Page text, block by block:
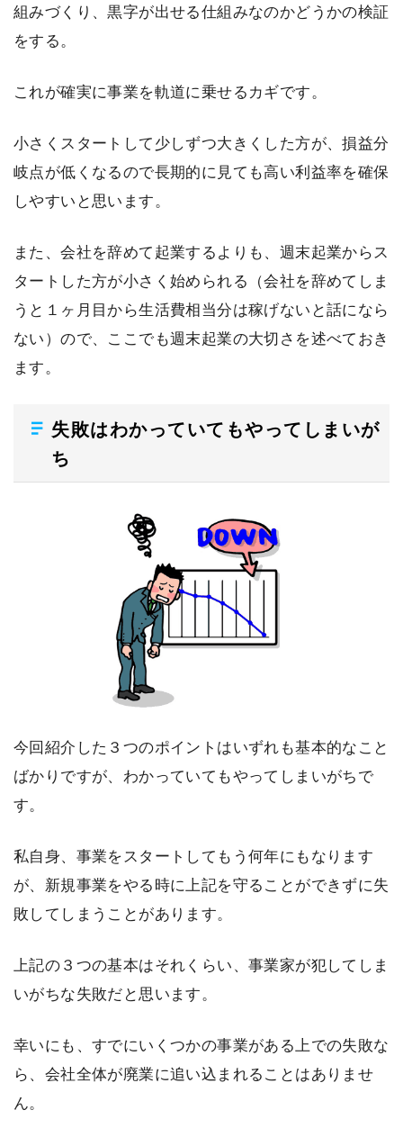
組みづくり、黒字が出せる仕組みなのかどうかの検証
をする。
これが確実に事業を軌道に乗せるカギです。
小さくスタートして少しずつ大きくした方が、損益分
岐点が低くなるので長期的に見ても高い利益率を確保
しやすいと思います。
また、会社を辞めて起業するよりも、週末起業からス
タートした方が小さく始められる（会社を辞めてしま
うと１ヶ月目から生活費相当分は稼げないと話になら
ない）ので、ここでも週末起業の大切さを述べておき
ます。
失敗はわかっていてもやってしまいが
ち
今回紹介した３つのポイントはいずれも基本的なこと
ばかりですが、わかっていてもやってしまいがちで
す。
私自身、事業をスタートしてもう何年にもなります
が、新規事業をやる時に上記を守ることができずに失
敗してしまうことがあります。
上記の３つの基本はそれくらい、事業家が犯してしま
いがちな失敗だと思います。
幸いにも、すでにいくつかの事業がある上での失敗な
ら、会社全体が廃業に追い込まれることはありませ
ん。